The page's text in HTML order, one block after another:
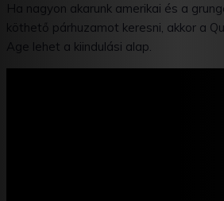
Ha nagyon akarunk amerikai és a
köthető párhuzamot keresni, akkor a
Age lehet a kiindulási alap.